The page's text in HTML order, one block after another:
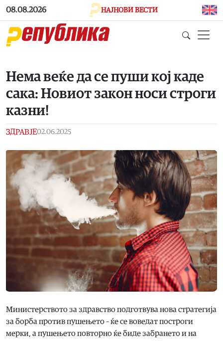
Skip to main content
08.08.2026 НАЈНОВИ ВЕСТИ
Нема веќе да се пуши кој каде
сака: Новиот закон носи строги
казни!
ЗДРАВЈЕ02.06.2025
Министерството за здравство подготвува нова стратегија
за борба против пушењето – ќе се воведат построги
мерки, а пушењето повторно ќе биде забрането и на